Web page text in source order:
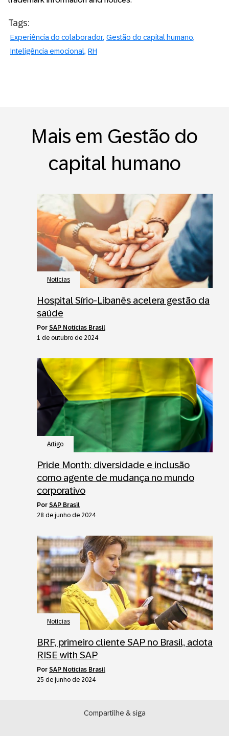
Tags:
Experiência do colaborador Gestão do capital humano
Inteligência emocional RH
Mais em Gestão do
capital humano
Notícias
Hospital Sírio-Libanês acelera gestão da
saúde
por SAP Notícias Brasil
1 de outubro de 2024
Artigo
Pride Month: diversidade e inclusão
como agente de mudança no mundo
corporativo
por SAP Brasil
28 de junho de 2024
Notícias
BRF, primeiro cliente SAP no Brasil, adota
RISE with SAP
por SAP Notícias Brasil
25 de junho de 2024
Compartilhe & siga